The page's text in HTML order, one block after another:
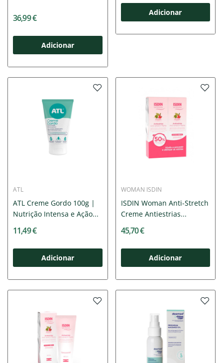
36,99 €
Adicionar
Adicionar
ATL
ATL Creme Gordo 100g |
Nutrição Intensa e Ação...
11,49 €
Adicionar
WOMAN ISDIN
ISDIN Woman Anti-Stretch
Creme Antiestrias...
45,70 €
Adicionar